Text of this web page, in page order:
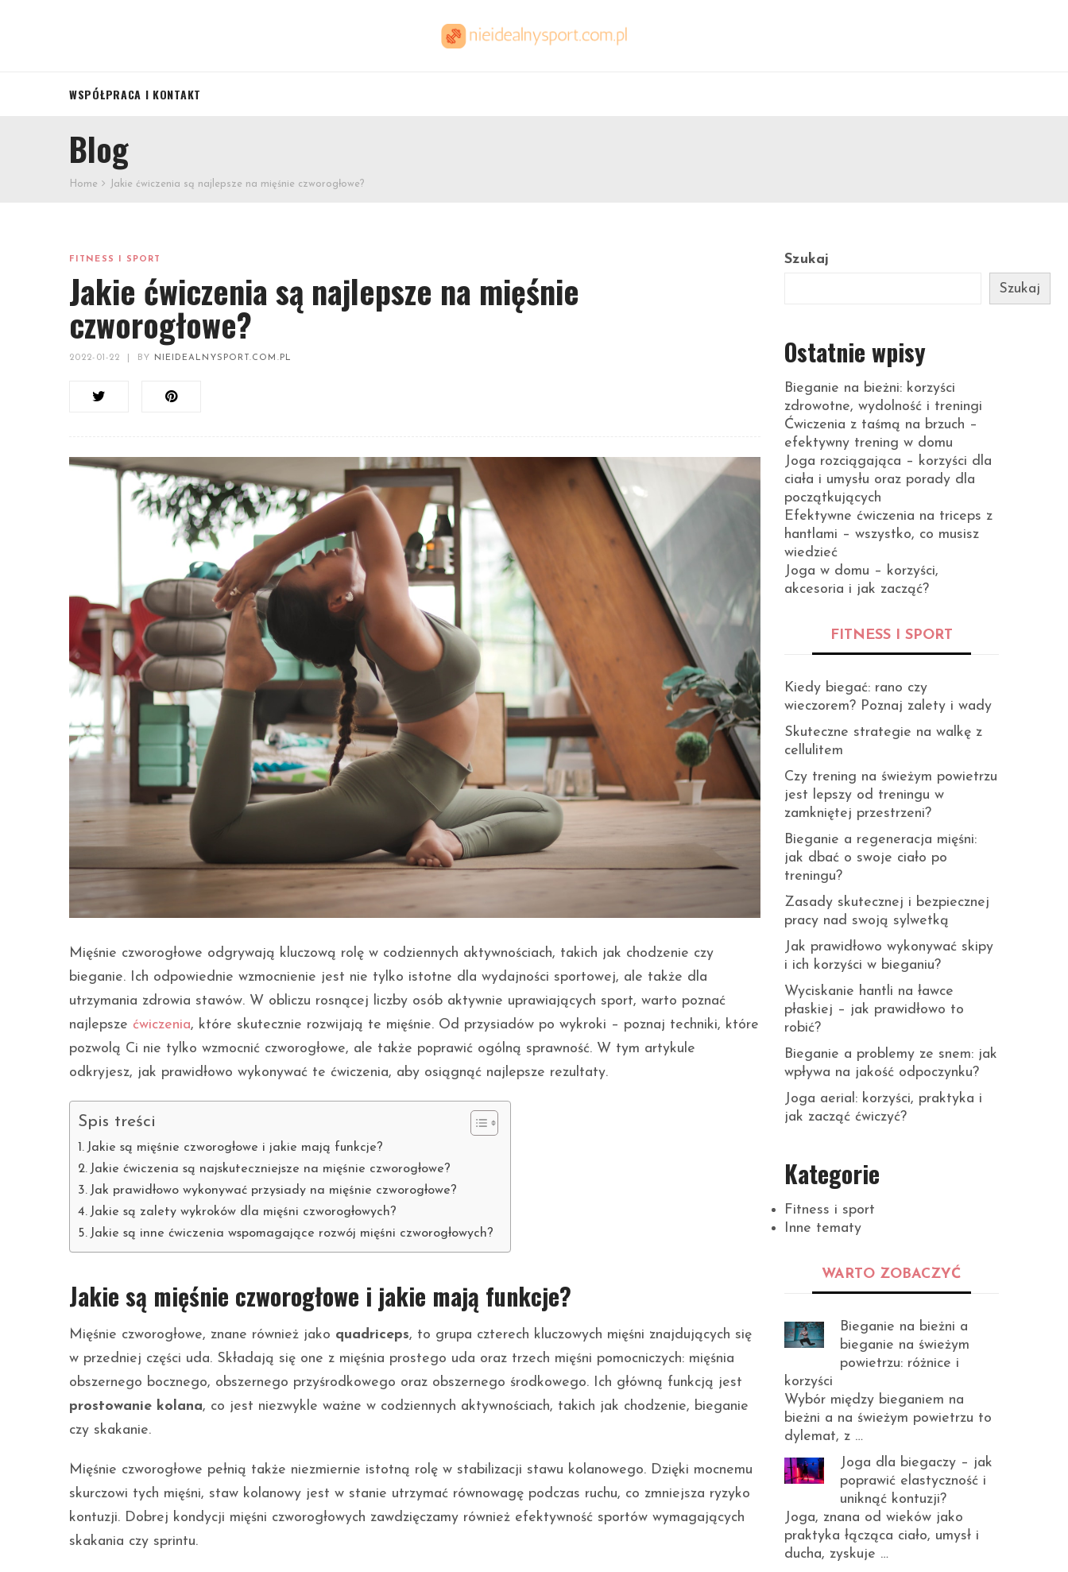
WSPÓŁPRACA I KONTAKT
Blog
Home Jakie ćwiczenia są najlepsze na mięśnie czworogłowe?
FITNESS I SPORT
Jakie ćwiczenia są najlepsze na mięśnie
czworogłowe?
2022-01-22 BY NIEIDEALNYSPORT.COM.PL
Mięśnie czworogłowe odgrywają kluczową rolę w codziennych aktywnościach, takich jak chodzenie czy
bieganie. Ich odpowiednie wzmocnienie jest nie tylko istotne dla wydajności sportowej, ale także dla
utrzymania zdrowia stawów. W obliczu rosnącej liczby osób aktywnie uprawiających sport, warto poznać
najlepsze ćwiczenia, które skutecznie rozwijają te mięśnie. Od przysiadów po wykroki – poznaj techniki, które
pozwolą Ci nie tylko wzmocnić czworogłowe, ale także poprawić ogólną sprawność. W tym artykule
odkryjesz, jak prawidłowo wykonywać te ćwiczenia, aby osiągnąć najlepsze rezultaty.
Spis treści
Jakie są mięśnie czworogłowe i jakie mają funkcje?
Jakie ćwiczenia są najskuteczniejsze na mięśnie czworogłowe?
Jak prawidłowo wykonywać przysiady na mięśnie czworogłowe?
Jakie są zalety wykroków dla mięśni czworogłowych?
Jakie są inne ćwiczenia wspomagające rozwój mięśni czworogłowych?
Jakie są mięśnie czworogłowe i jakie mają funkcje?
Mięśnie czworogłowe, znane również jako quadriceps, to grupa czterech kluczowych mięśni znajdujących się
w przedniej części uda. Składają się one z mięśnia prostego uda oraz trzech mięśni pomocniczych: mięśnia
obszernego bocznego, obszernego przyśrodkowego oraz obszernego środkowego. Ich główną funkcją jest
prostowanie kolana, co jest niezwykle ważne w codziennych aktywnościach, takich jak chodzenie, bieganie
czy skakanie.
Mięśnie czworogłowe pełnią także niezmiernie istotną rolę w stabilizacji stawu kolanowego. Dzięki mocnemu
skurczowi tych mięśni, staw kolanowy jest w stanie utrzymać równowagę podczas ruchu, co zmniejsza ryzyko
kontuzji. Dobrej kondycji mięśni czworogłowych zawdzięczamy również efektywność sportów wymagających
skakania czy sprintu.
Szukaj
Szukaj
Ostatnie wpisy
Bieganie na bieżni: korzyści
zdrowotne, wydolność i treningi
Ćwiczenia z taśmą na brzuch –
efektywny trening w domu
Joga rozciągająca – korzyści dla
ciała i umysłu oraz porady dla
początkujących
Efektywne ćwiczenia na triceps z
hantlami – wszystko, co musisz
wiedzieć
Joga w domu – korzyści,
akcesoria i jak zacząć?
FITNESS I SPORT
Kiedy biegać: rano czy
wieczorem? Poznaj zalety i wady
Skuteczne strategie na walkę z
cellulitem
Czy trening na świeżym powietrzu
jest lepszy od treningu w
zamkniętej przestrzeni?
Bieganie a regeneracja mięśni:
jak dbać o swoje ciało po
treningu?
Zasady skutecznej i bezpiecznej
pracy nad swoją sylwetką
Jak prawidłowo wykonywać skipy
i ich korzyści w bieganiu?
Wyciskanie hantli na ławce
płaskiej – jak prawidłowo to
robić?
Bieganie a problemy ze snem: jak
wpływa na jakość odpoczynku?
Joga aerial: korzyści, praktyka i
jak zacząć ćwiczyć?
Kategorie
Fitness i sport
Inne tematy
WARTO ZOBACZYĆ
Bieganie na bieżni a
bieganie na świeżym
powietrzu: różnice i
korzyści
Wybór między bieganiem na
bieżni a na świeżym powietrzu to
dylemat, z …
Joga dla biegaczy – jak
poprawić elastyczność i
uniknąć kontuzji?
Joga, znana od wieków jako
praktyka łącząca ciało, umysł i
ducha, zyskuje …